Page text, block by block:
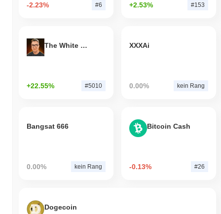
-2.23% #6 +2.53% #153
The White Bull
+22.55% #5010
XXXAi
0.00% kein Rang
Bangsat 666
0.00% kein Rang
Bitcoin Cash
-0.13% #26
Dogecoin